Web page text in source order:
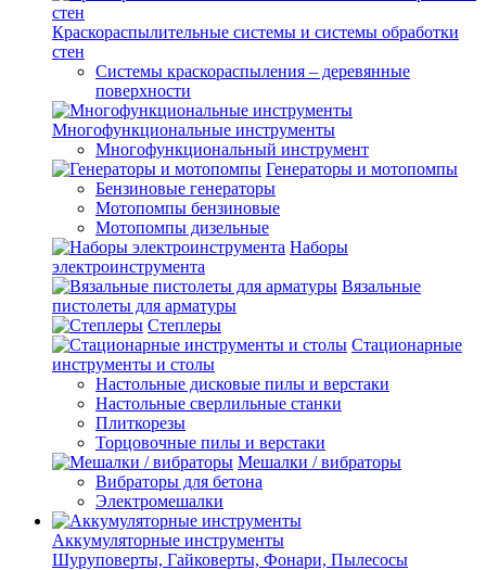
Краскораспылительные системы и системы обработки
стен
Системы краскораспыления – деревянные
поверхности
Многофункциональные инструменты
Многофункциональный инструмент
Генераторы и мотопомпы
Бензиновые генераторы
Мотопомпы бензиновые
Мотопомпы дизельные
Наборы
электроинструмента
Вязальные
пистолеты для арматуры
Степлеры
Стационарные
инструменты и столы
Настольные дисковые пилы и верстаки
Настольные сверлильные станки
Плиткорезы
Торцовочные пилы и верстаки
Мешалки / вибраторы
Вибраторы для бетона
Электромешалки
Аккумуляторные инструменты
Шуруповерты, Гайковерты, Фонари, Пылесосы